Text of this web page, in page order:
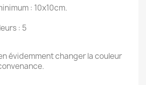
: 10x10cm.
: 5
évidemment changer la couleur